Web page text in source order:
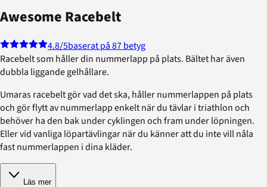
Awesome Racebelt
4.8/5baserat på 87 betyg
Racebelt som håller din nummerlapp på plats. Bältet har även
dubbla liggande gelhållare.
Umaras racebelt gör vad det ska, håller nummerlappen på plats
och gör flytt av nummerlapp enkelt när du tävlar i triathlon och
behöver ha den bak under cyklingen och fram under löpningen.
Eller vid vanliga löpartävlingar när du känner att du inte vill nåla
fast nummerlappen i dina kläder.
Läs mer